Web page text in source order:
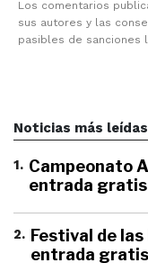
Los comentarios
sus autores y las
pasibles de sanciones
Noticias más leídas
1. Campeonato
entrada gratis
2. Festival de
entrada gratis